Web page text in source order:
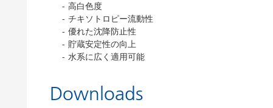
高白色度
チキソトロピー流動性
優れた沈降防止性
貯蔵安定性の向上
水系に広く適用可能
Downloads